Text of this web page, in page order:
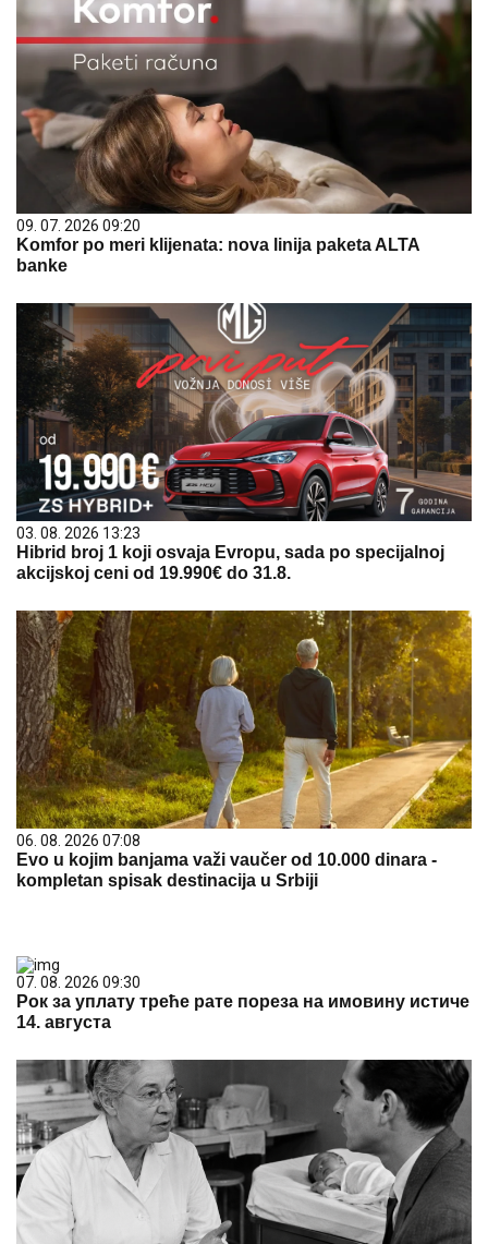
09. 07. 2026 09:20
Komfor po meri klijenata: nova linija paketa ALTA
banke
03. 08. 2026 13:23
Hibrid broj 1 koji osvaja Evropu, sada po specijalnoj
akcijskoj ceni od 19.990€ do 31.8.
06. 08. 2026 07:08
Evo u kojim banjama važi vaučer od 10.000 dinara -
kompletan spisak destinacija u Srbiji
07. 08. 2026 09:30
Рок за уплату треће рате пореза на имовину истиче
14. августа